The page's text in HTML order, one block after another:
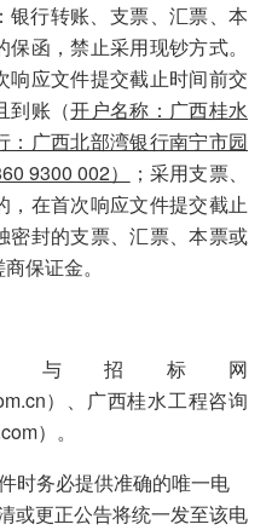
银行转账、支票、汇票、本
函，禁止采用现钞方式。
响应文件提交截止时间前交
到账（开户名称：广西桂水
：广西北部湾银行南宁市园
9300 002）
；采用支票、
，在首次响应文件提交截止
密封的支票、汇票、本票或
保证金。
与招标网
）、广西桂水工程咨询
）。
时务必提供准确的唯一电
或更正公告将统一发至该电